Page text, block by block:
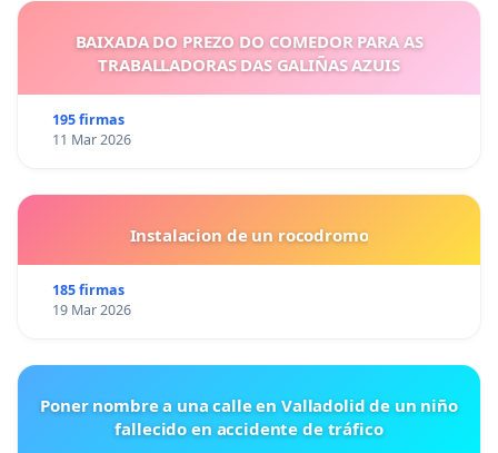
BAIXADA DO PREZO DO COMEDOR PARA AS
TRABALLADORAS DAS GALIÑAS AZUIS
195 firmas
11 Mar 2026
Instalacion de un rocodromo
185 firmas
19 Mar 2026
Poner nombre a una calle en Valladolid de un niño
fallecido en accidente de tráfico